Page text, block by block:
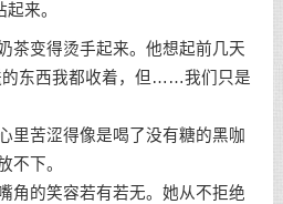
来。
茶变得烫手起来。他想起前几天
的东西我都收着，但……我们只是
里苦涩得像是喝了没有糖的黑咖
不下。
角的笑容若有若无。她从不拒绝